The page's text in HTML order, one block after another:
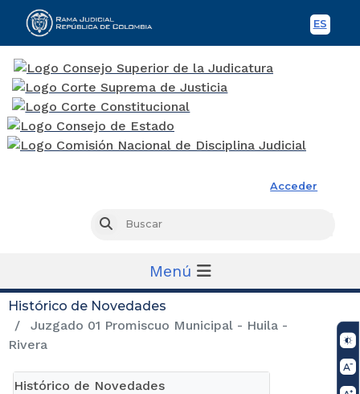
ES
Acceder
Buscar
Menú
Histórico de Novedades
Juzgado 01 Promiscuo Municipal - Huila -
Rivera
Histórico de Novedades